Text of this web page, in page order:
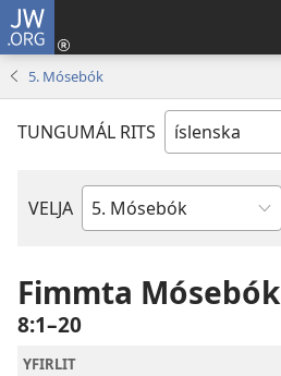
JW.ORG
5. Mósebók
TUNGUMÁL RITS
VELJA
Biblíubók
Fimmta Mósebók
8:1–20
YFIRLIT